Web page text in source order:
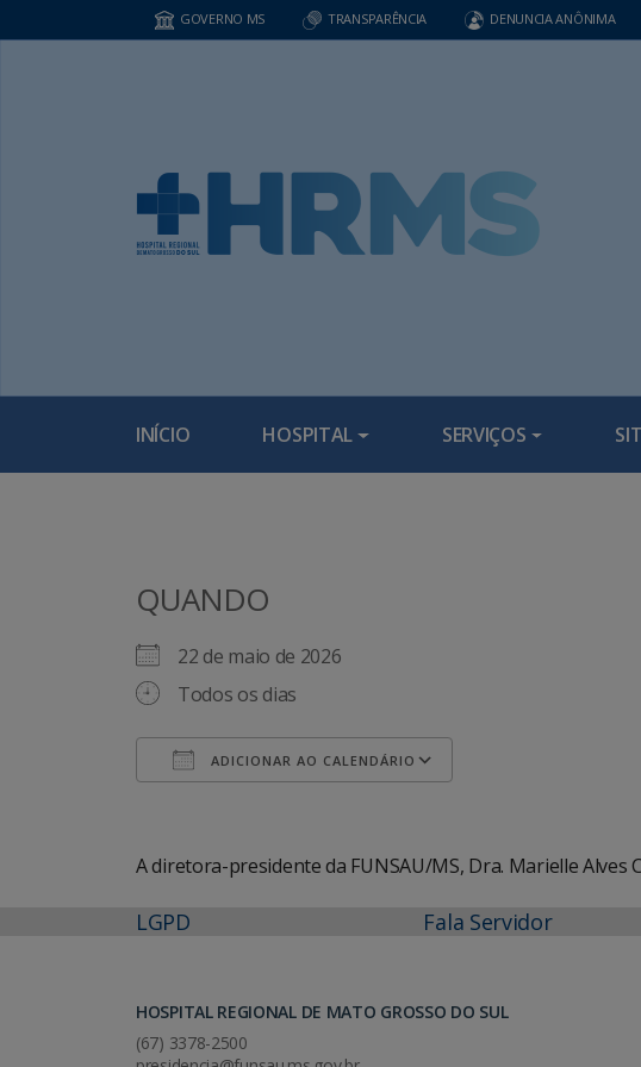
GOVERNO MS TRANSPARÊNCIA DENUNCIA ANÔNIMA
INÍCIO HOSPITAL SERVIÇOS
QUANDO
22 de maio de 2026
Todos os dias
ADICIONAR AO CALENDÁRIO
A diretora-presidente da FUNSAU/MS, Dra. Marielle Alves
LGPD Fala Servidor
HOSPITAL REGIONAL DE MATO GROSSO DO SUL
(67) 3378-2500